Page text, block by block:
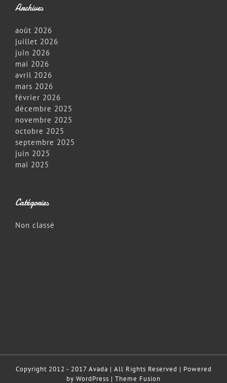
Archives
août 2026
juillet 2026
juin 2026
mai 2026
avril 2026
mars 2026
février 2026
décembre 2025
novembre 2025
octobre 2025
septembre 2025
juin 2025
mai 2025
Catégories
Non classé
Copyright 2012 - 2017 Avada | All Rights Reserved | Powered
by WordPress | Theme Fusion